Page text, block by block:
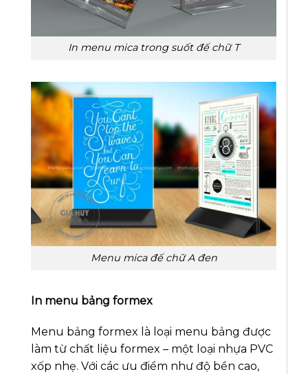
In menu mica trong suốt đế chữ T
Menu mica đế chữ A đen
In menu bảng formex
Menu bảng formex là loại menu bảng được
làm từ chất liệu formex – một loại nhựa PVC
xốp nhẹ. Với các ưu điểm như độ bền cao,